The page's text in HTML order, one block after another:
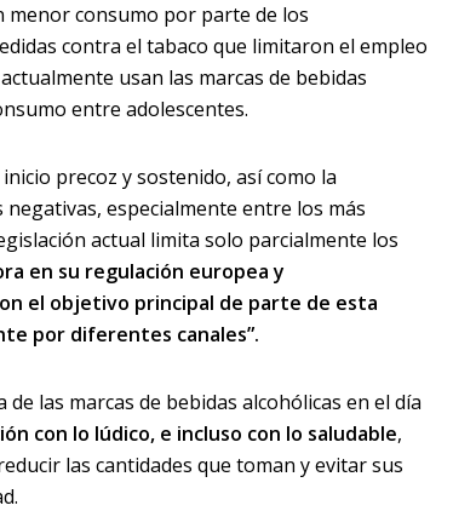
menor consumo por parte de los
contra el tabaco que limitaron el empleo
usan las marcas de bebidas
entre adolescentes.
precoz y sostenido, así como la
especialmente entre los más
actual limita solo parcialmente los
en su regulación europea y
el objetivo principal de parte de esta
por diferentes canales”.
las marcas de bebidas alcohólicas en el día
con lo lúdico, e incluso con lo saludable,
las cantidades que toman y evitar sus